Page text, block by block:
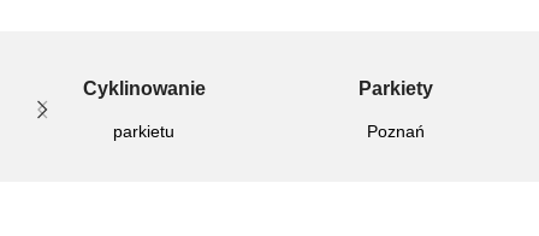
Cyklinowanie
parkietu
Parkiety
Poznań